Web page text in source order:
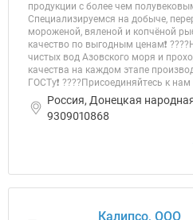
продукции с более чем
Специализируемся на добыче,
мороженой, вяленой и копчёной
качество по выгодным ценам❗️
чистых вод Азовского моря и
качества на каждом этапе
ГОСТу❗️ ????Присоединяйтесь к
Россия, Донецкая
9309010868
Калипсо, ООО